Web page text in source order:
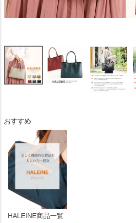
おすすめ
HALEINE商品一覧